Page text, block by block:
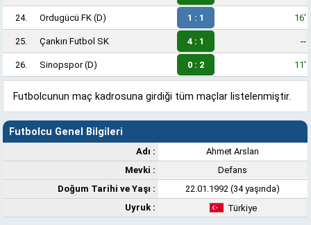
24. Ordugücü FK (D) 1 : 1 16'
25. Çankırı Futbol SK 4 : 1 --
26. Sinopspor(D) 0 : 2 11'
Futbolcunun maç kadrosuna girdiği tüm maçlar listelenmiştir.
Futbolcu Genel Bilgileri
Adı :
Ahmet Arslan
Mevki :
Defans
Doğum Tarihi ve Yaşı :
22.01.1992 (34 yaşında)
Uyruk :
Türkiye